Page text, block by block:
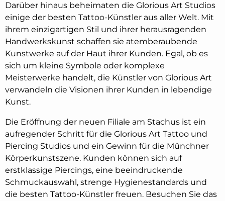
Darüber hinaus beheimaten die Glorious Art Studios
einige der besten Tattoo-Künstler aus aller Welt. Mit
ihrem einzigartigen Stil und ihrer herausragenden
Handwerkskunst schaffen sie atemberaubende
Kunstwerke auf der Haut ihrer Kunden. Egal, ob es
sich um kleine Symbole oder komplexe
Meisterwerke handelt, die Künstler von Glorious Art
verwandeln die Visionen ihrer Kunden in lebendige
Kunst.
Die Eröffnung der neuen Filiale am Stachus ist ein
aufregender Schritt für die Glorious Art Tattoo und
Piercing Studios und ein Gewinn für die Münchner
Körperkunstszene. Kunden können sich auf
erstklassige Piercings, eine beeindruckende
Schmuckauswahl, strenge Hygienestandards und
die besten Tattoo-Künstler freuen. Besuchen Sie das